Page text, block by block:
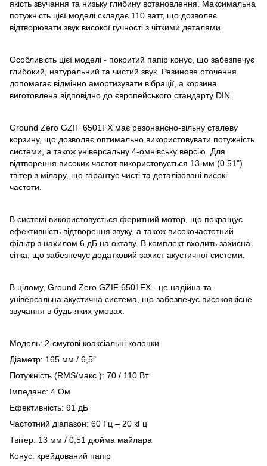
якість звучання та низьку глибину встановлення. Максимальна
потужність цієї моделі складає 110 ватт, що дозволяє
відтворювати звук високої гучності з чіткими деталями.
Особливість цієї моделі - покритий папір конус, що забезпечує
глибокий, натуральний та чистий звук. Резинове оточення
допомагає відмінно амортизувати вібрації, а корзина
виготовлена відповідно до європейського стандарту DIN.
Ground Zero GZIF 6501FX має резонансно-вільну сталеву
корзину, що дозволяє оптимально використовувати потужність
системи, а також універсальну 4-омнівську версію. Для
відтворення високих частот використовується 13-мм (0.51")
твітер з мілару, що гарантує чисті та деталізовані високі
частоти.
В системі використовується феритний мотор, що покращує
ефективність відтворення звуку, а також високочастотний
фільтр з нахилом 6 дБ на октаву. В комплект входить захисна
сітка, що забезпечує додатковий захист акустичної системи.
В цілому, Ground Zero GZIF 6501FX - це надійна та
універсальна акустична система, що забезпечує високоякісне
звучання в будь-яких умовах.
Модель: 2-смугові коаксіальні колонки
Діаметр: 165 мм / 6,5″
Потужність (RMS/макс.): 70 / 110 Вт
Імпеданс: 4 Ом
Ефективність: 91 дБ
Частотний діапазон: 60 Гц – 20 кГц
Твітер: 13 мм / 0,51 дюйма майлара
Конус: крейдований папір